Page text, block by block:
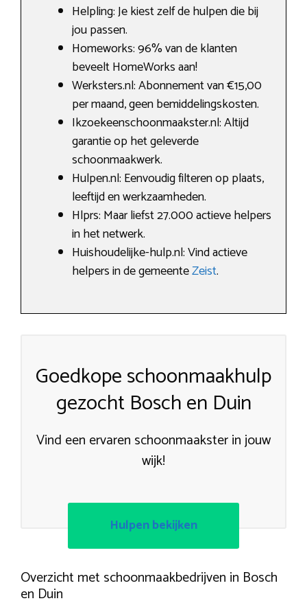
Helpling: Je kiest zelf de hulpen die bij
jou passen.
Homeworks: 96% van de klanten
beveelt HomeWorks aan!
Werksters.nl: Abonnement van €15,00
per maand, geen bemiddelingskosten.
Ikzoekeenschoonmaakster.nl: Altijd
garantie op het geleverde
schoonmaakwerk.
Hulpen.nl: Eenvoudig filteren op plaats,
leeftijd en werkzaamheden.
Hlprs: Maar liefst 27.000 actieve helpers
in het netwerk.
Huishoudelijke-hulp.nl: Vind actieve
helpers in de gemeenteZeist.
Goedkope schoonmaakhulp
gezocht Bosch en Duin
Vind een ervaren schoonmaakster in jouw
wijk!
Hulpen bekijken
Overzicht met schoonmaakbedrijven in Bosch
en Duin